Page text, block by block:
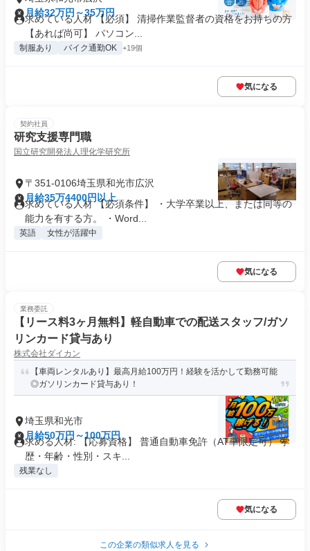
月給32万円～35万円
求めている人材 【必須】 清掃作業監督者の資格をお持ちの方
【あれば尚可】 パソコン...
制服あり バイク通勤OK +19個
気になる
契約社員
研究支援専門職
国立研究開発法人理化学研究所
〒351-0106埼玉県和光市広沢
月給35万4400円以上
求めている人材 【必須条件】 ・大学卒業以上、または同等の
能力を有する方。 ・Word...
英語 女性が活躍中
気になる
業務委託
【リース料3ヶ月無料】軽自動車での配送スタッフ/ガソ
リンカード貸与あり
株式会社ダイカン
【車両レンタルあり】最高月給100万円！経験を活かして勤務可能
◎ガソリンカード貸与あり！
埼玉県和光市
月給50万円～100万円
求める人材: 【応募資格】 普通自動車免許（AT車限定可） 学
歴・年齢・性別・スキ...
残業なし
気になる
この企業の類似求人を見る